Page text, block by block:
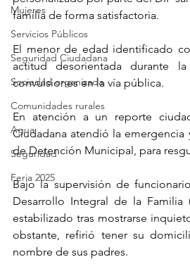
Mujeres
Servicios Públicos
Seguridad Ciudadana
Sociedad organizada
Comunidades rurales
Agua
Seguridad
Feria 2025
familia de forma satisfactoria.
El menor de edad identificado
actitud desorientada durante
convulsiones en la vía pública.
En atención a un reporte
Ciudadana atendió la
de Detención Municipal, para
Bajo la supervisión de
Desarrollo Integral de la
estabilizado tras mostrarse
obstante, refirió tener su
nombre de sus padres.